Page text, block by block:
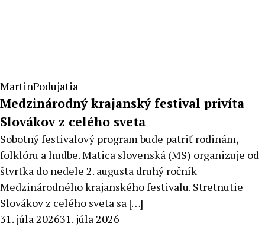
MartinPodujatia
Medzinárodný krajanský festival privíta
Slovákov z celého sveta
Sobotný festivalový program bude patriť rodinám,
folklóru a hudbe. Matica slovenská (MS) organizuje od
štvrtka do nedele 2. augusta druhý ročník
Medzinárodného krajanského festivalu. Stretnutie
Slovákov z celého sveta sa […]
By
31. júla 202631. júla 2026